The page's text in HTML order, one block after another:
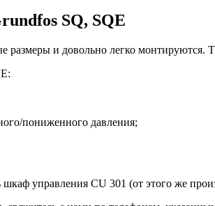
SQ, SQE
размеры и довольно легко
пониженного давления;
управления CU 301 (от этого же